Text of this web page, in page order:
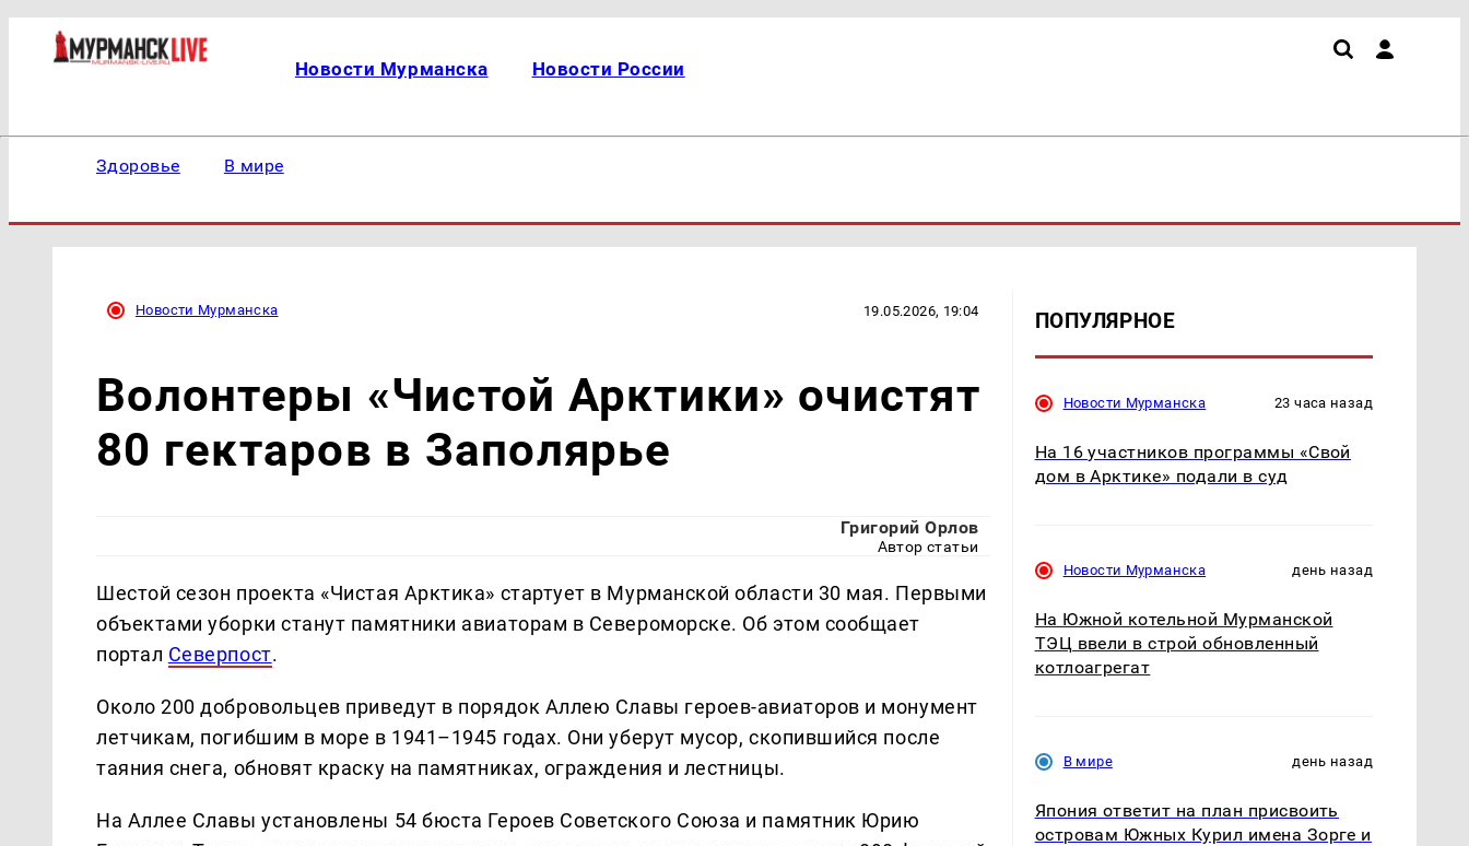
Новости Мурманска Новости России
Здоровье В мире
Новости Мурманска 19.05.2026, 19:04
Волонтеры «Чистой Арктики» очистят
80 гектаров в Заполярье
Григорий Орлов
Автор статьи
Шестой сезон проекта «Чистая Арктика» стартует в Мурманской области 30 мая. Первыми
объектами уборки станут памятники авиаторам в Североморске. Об этом сообщает
портал Северпост.
Около 200 добровольцев приведут в порядок Аллею Славы героев-авиаторов и монумент
летчикам, погибшим в море в 1941–1945 годах. Они уберут мусор, скопившийся после
таяния снега, обновят краску на памятниках, ограждения и лестницы.
На Аллее Славы установлены 54 бюста Героев Советского Союза и памятник Юрию
ПОПУЛЯРНОЕ
Новости Мурманска 23 часа назад
На 16 участников программы «Свой
дом в Арктике» подали в суд
Новости Мурманска день назад
На Южной котельной Мурманской
ТЭЦ ввели в строй обновленный
котлоагрегат
В мире день назад
Япония ответит на план присвоить
островам Южных Курил имена Зорге и